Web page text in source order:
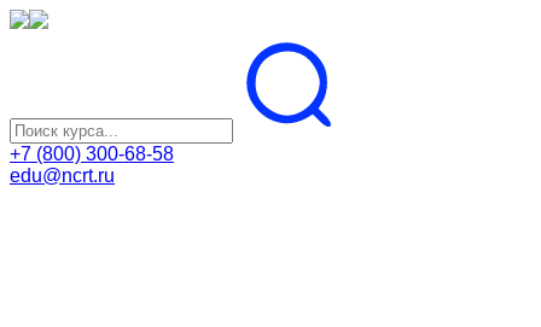
+7 (800) 300-68-58
edu@ncrt.ru